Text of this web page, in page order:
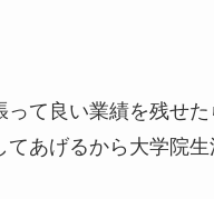
って良い業績を残せ
てあげるから大学院